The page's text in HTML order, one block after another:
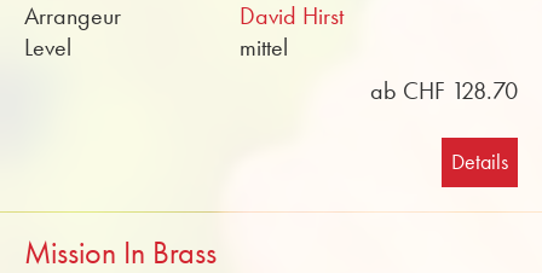
Arrangeur
David Hirst
Level
mittel
ab CHF 128.70
Details
Mission In Brass